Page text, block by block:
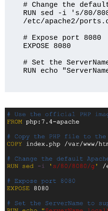
# Change the
RUN sed -i 's/80/
/etc/apache2/
# Expose port 8080
EXPOSE 8080
# Set the